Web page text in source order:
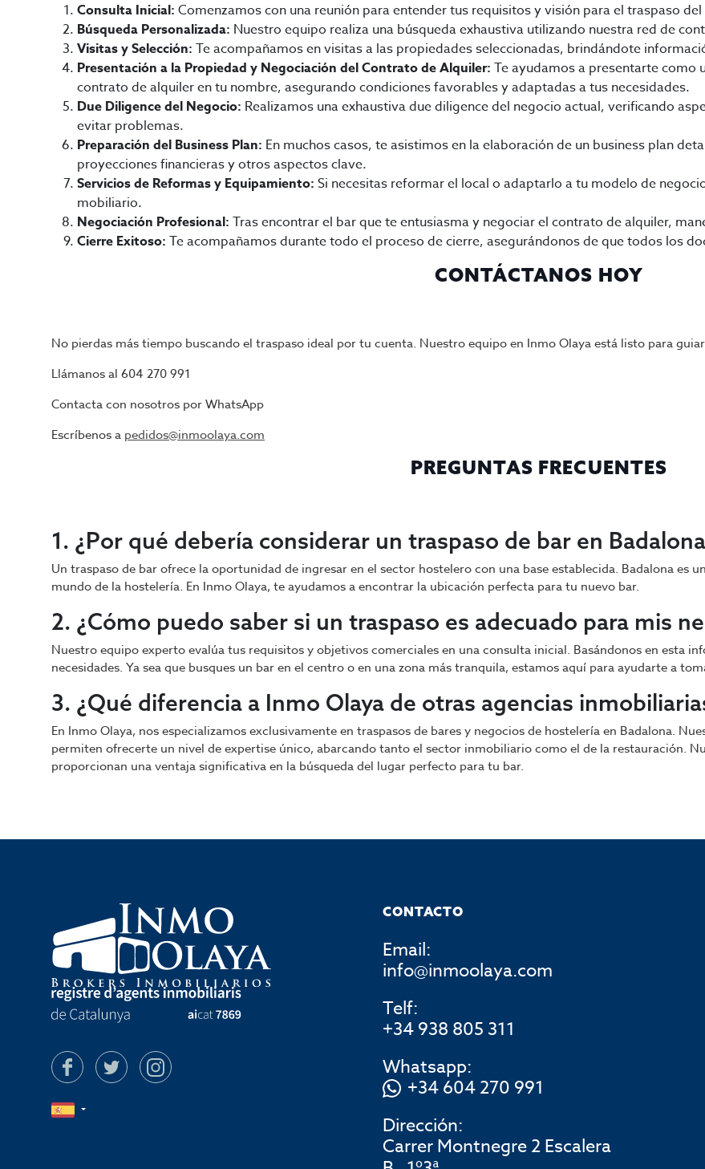
Consulta Inicial: Comenzamos con una reunión para entender tus requisitos y visión para el traspaso del
Búsqueda Personalizada: Nuestro equipo realiza una búsqueda exhaustiva utilizando nuestra red de
Visitas y Selección: Te acompañamos en visitas a las propiedades seleccionadas, brindándote
Presentación a la Propiedad y Negociación del Contrato de Alquiler: Te ayudamos a presentarte como
contrato de alquiler en tu nombre, asegurando condiciones favorables y adaptadas a tus necesidades.
Due Diligence del Negocio: Realizamos una exhaustiva due diligence del negocio actual, verificando
evitar problemas.
Preparación del Business Plan: En muchos casos, te asistimos en la elaboración de un business plan
proyecciones financieras y otros aspectos clave.
Servicios de Reformas y Equipamiento: Si necesitas reformar el local o adaptarlo a tu modelo de
mobiliario.
Negociación Profesional: Tras encontrar el bar que te entusiasma y negociar el contrato de alquiler,
Cierre Exitoso: Te acompañamos durante todo el proceso de cierre, asegurándonos de que todos los
CONTÁCTANOS HOY
No pierdas más tiempo buscando el traspaso ideal por tu cuenta. Nuestro equipo en Inmo Olaya está listo para
Llámanos al 604 270 991
Contacta con nosotros por WhatsApp
Escríbenos a pedidos@inmoolaya.com
PREGUNTAS FRECUENTES
1. ¿Por qué debería considerar un traspaso de bar en
Un traspaso de bar ofrece la oportunidad de ingresar en el sector hostelero con una base establecida. Badalona es
mundo de la hostelería. En Inmo Olaya, te ayudamos a encontrar la ubicación perfecta para tu nuevo bar.
2. ¿Cómo puedo saber si un traspaso es adecuado para mis
Nuestro equipo experto evalúa tus requisitos y objetivos comerciales en una consulta inicial. Basándonos en esta
necesidades. Ya sea que busques un bar en el centro o en una zona más tranquila, estamos aquí para ayudarte a
3. ¿Qué diferencia a Inmo Olaya de otras agencias
En Inmo Olaya, nos especializamos exclusivamente en traspasos de bares y negocios de hostelería en Badalona.
permiten ofrecerte un nivel de expertise único, abarcando tanto el sector inmobiliario como el de la restauración.
proporcionan una ventaja significativa en la búsqueda del lugar perfecto para tu bar.
CONTACTO
Email:
info@inmoolaya.com
Telf:
+34 938 805 311
Whatsapp:
+34 604 270 991
Dirección:
Carrer Montnegre 2 Escalera